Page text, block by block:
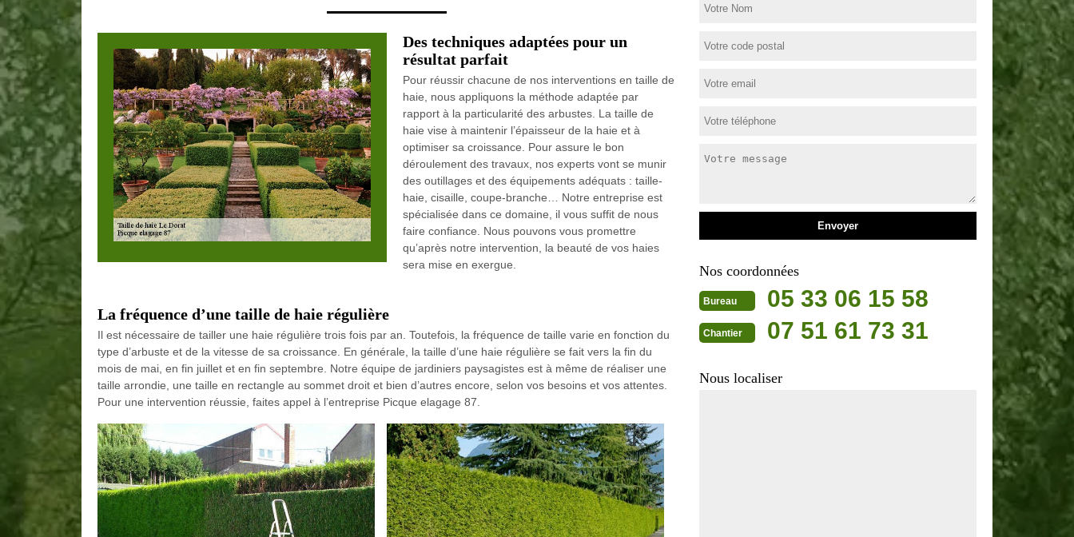
Des techniques adaptées pour un
résultat parfait
Pour réussir chacune de nos interventions en taille de
haie, nous appliquons la méthode adaptée par
rapport à la particularité des arbustes. La taille de
haie vise à maintenir l’épaisseur de la haie et à
optimiser sa croissance. Pour assure le bon
déroulement des travaux, nos experts vont se munir
des outillages et des équipements adéquats : taille-
haie, cisaille, coupe-branche… Notre entreprise est
spécialisée dans ce domaine, il vous suffit de nous
faire confiance. Nous pouvons vous promettre
qu’après notre intervention, la beauté de vos haies
sera mise en exergue.
La fréquence d’une taille de haie régulière
Il est nécessaire de tailler une haie régulière trois fois par an. Toutefois, la fréquence de taille varie en fonction du
type d’arbuste et de la vitesse de sa croissance. En générale, la taille d’une haie régulière se fait vers la fin du
mois de mai, en fin juillet et en fin septembre. Notre équipe de jardiniers paysagistes est à même de réaliser une
taille arrondie, une taille en rectangle au sommet droit et bien d’autres encore, selon vos besoins et vos attentes.
Pour une intervention réussie, faites appel à l’entreprise Picque elagage 87.
Nos coordonnées
Bureau 05 33 06 15 58
Chantier 07 51 61 73 31
Nous localiser